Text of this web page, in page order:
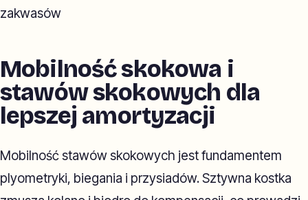
zakwasów
Mobilność skokowa i
stawów skokowych dla
lepszej amortyzacji
Mobilność stawów skokowych jest fundamentem
plyometryki, biegania i przysiadów. Sztywna kostka